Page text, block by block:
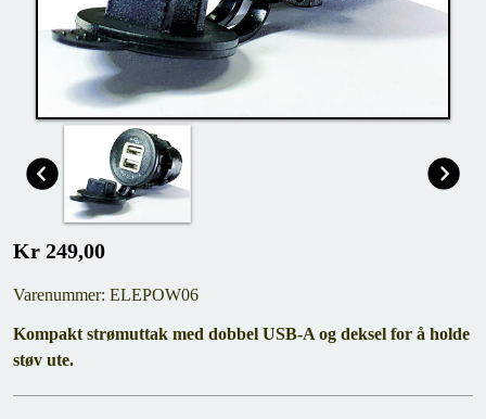
Kr 249,00
Varenummer: ELEPOW06
Kompakt strømuttak med dobbel USB-A og deksel for å holde
støv ute.